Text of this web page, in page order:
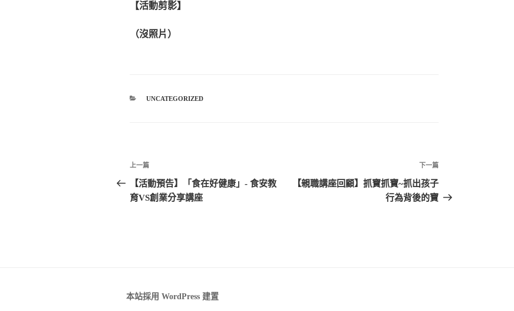
【活動剪影】
（沒照片）
分
UNCATEGORIZED
文
章
導
上
一
篇
上一篇
【活動預告】「食在好健康」- 食安教
育VS創業分享講座
篇
下一篇
【親職講座回顧】抓寶抓寶~抓出孩子
行為背後的寶
本站採用 WordPress 建置